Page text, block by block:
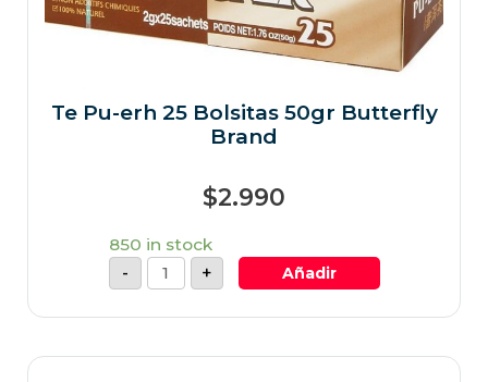
Te Pu-erh 25 Bolsitas 50gr Butterfly
Brand
$2.990
850 in stock
-
+ Añadir